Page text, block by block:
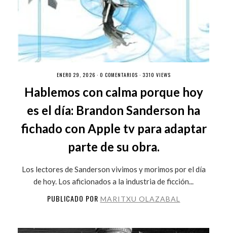
ENERO 29, 2026 · 0 COMENTARIOS · 3310 VIEWS
Hablemos con calma porque hoy
es el día: Brandon Sanderson ha
fichado con Apple tv para adaptar
parte de su obra.
Los lectores de Sanderson vivimos y morimos por el día
de hoy. Los aficionados a la industria de ficción...
PUBLICADO POR MARITXU OLAZABAL